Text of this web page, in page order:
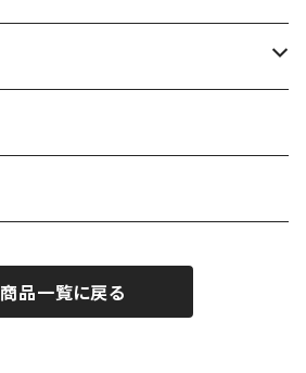
商品一覧に戻る